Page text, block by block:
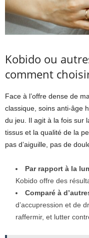
Kobido ou
comment
Face à l’offre dense de
classique, soins anti-âge
du jeu. Il agit à la fois sur
tissus et la qualité de la
pas d’aiguille, pas de
Par rapport à la
Kobido offre des
Comparé à
d’accupression et de
raffermir, et lutter